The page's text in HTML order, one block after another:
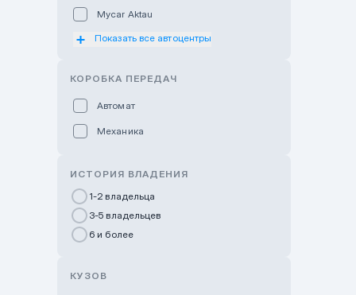
Mycar Aktau
Mycar Uralsk
GWM Nurly Zhol
Chery Astana
Показать все автоцентры
КОРОБКА ПЕРЕДАЧ
Автомат
Механика
ИСТОРИЯ ВЛАДЕНИЯ
1-2 владельца
3-5 владельцев
6 и более
КУЗОВ